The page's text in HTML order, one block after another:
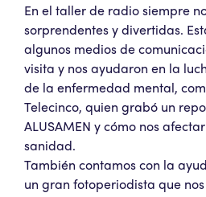
En el taller de radio siempre
sorprendentes y divertidas.
algunos medios de
visita y nos ayudaron en la
de la enfermedad mental,
Telecinco, quien grabó un
ALUSAMEN y cómo nos
sanidad.
También contamos con la
un gran fotoperiodista que